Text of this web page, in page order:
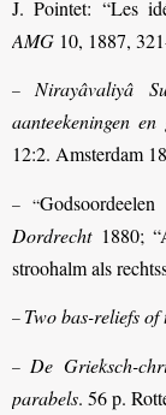
J. Pointet: “Les
AMG 10, 1887,
–Nirayâvaliyâ
aanteekeningen en
12:2. Amsterdam
– “
Dordrecht1880;
stroohalm als
– Two bas-reliefs
– De Grieksch-
parabels. 56 p.